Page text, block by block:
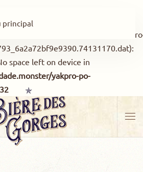
wwwroot/go4.iridade.monster/
space left on device in
yakpro-po-
32
principal